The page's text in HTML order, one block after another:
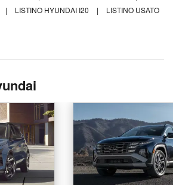
| LISTINO HYUNDAI I20 |
LISTINO USATO